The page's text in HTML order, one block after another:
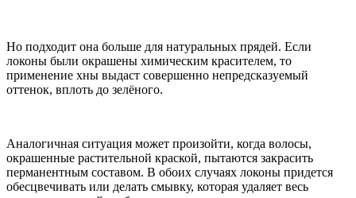
Но подходит она больше для натуральных прядей. Если
локоны были окрашены химическим красителем, то
применение хны выдаст совершенно непредсказуемый
оттенок, вплоть до зелёного.
Аналогичная ситуация может произойти, когда волосы,
окрашенные растительной краской, пытаются закрасить
перманентным составом. В обоих случаях локоны придется
обесцвечивать или делать смывку, которая удаляет весь